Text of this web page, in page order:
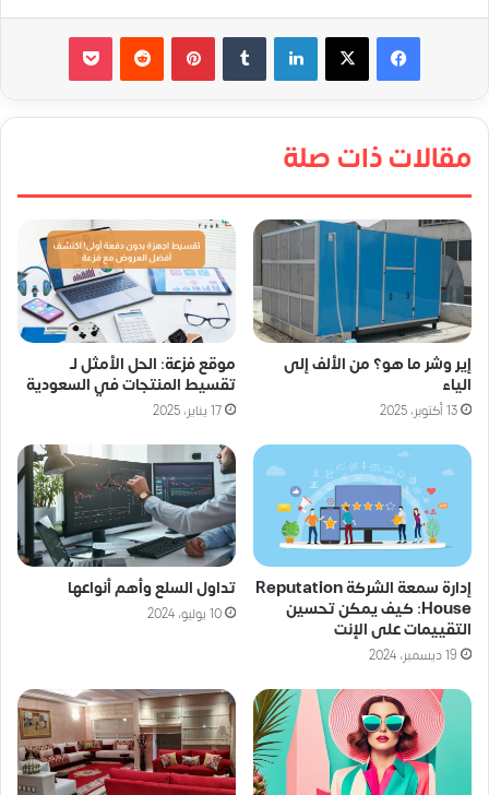
لينكدإن بينتيريست
مقالات ذات صلة
إير وشر ما هو؟ من الألف إلى
الياء
13 أكتوبر، 2025
موقع فزعة: الحل الأمثل لـ
تقسيط المنتجات في السعودية
17 يناير، 2025
إدارة سمعة الشركة Reputation
House: كيف يمكن تحسين
التقييمات على الإنت
19 ديسمبر، 2024
تداول السلع وأهم أنواعها
10 يوليو، 2024